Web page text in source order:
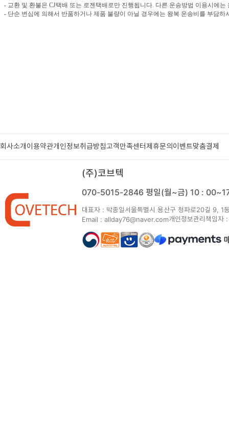
- 교환 및 환불은 CJ택배 또는 로젠택배로만 진행됩니다. 다른 운송방법 이용시에
- 단순 변심에 의해서 반품하거나 제품 불량이 아닐 경우에는 왕복 운송비를 부담하
회사소개이용약관개인정보취급방침고객만족센터제휴문의이벤트맞춤결제
(주)코브텍
070-5015-2846 평일(월~금) 10 :
대표자 : 박종일서울특별시 용산구 청파로20길 9, 1
Email : allday76@naver.com개인정보관리책임자